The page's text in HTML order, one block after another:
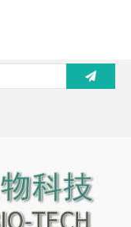
标准品 对照品